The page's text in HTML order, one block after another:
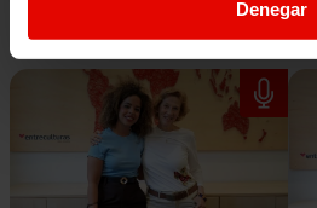
Denegar
Episodios